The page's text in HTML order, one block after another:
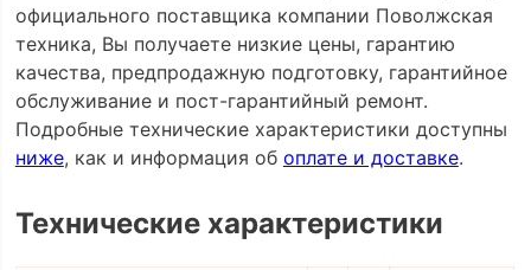
официального поставщика компании Поволжская
техника, Вы получаете низкие цены, гарантию
качества, предпродажную подготовку, гарантийное
обслуживание и пост-гарантийный ремонт.
Подробные технические характеристики доступны
ниже, как и информация об оплате и доставке.
Технические характеристики